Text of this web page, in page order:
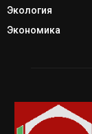
Экология
Экономика